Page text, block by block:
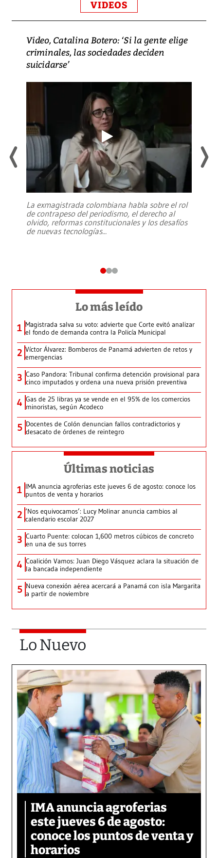
VIDEOS
Video, Catalina Botero: ‘Si la gente elige
criminales, las sociedades deciden
suicidarse’
La exmagistrada colombiana habla sobre el rol
de contrapeso del periodismo, el derecho al
olvido, reformas constitucionales y los desafíos
de nuevas tecnologías...
Lo más leído
1 Magistrada salva su voto: advierte que Corte evitó analizar
el fondo de demanda contra la Policía Municipal
2 Víctor Álvarez: Bomberos de Panamá advierten de retos y
emergencias
3 Caso Pandora: Tribunal confirma detención provisional para
cinco imputados y ordena una nueva prisión preventiva
4 Gas de 25 libras ya se vende en el 95% de los comercios
minoristas, según Acodeco
5 Docentes de Colón denuncian fallos contradictorios y
desacato de órdenes de reintegro
Últimas noticias
1 IMA anuncia agroferias este jueves 6 de agosto: conoce los
puntos de venta y horarios
2 ‘Nos equivocamos’: Lucy Molinar anuncia cambios al
calendario escolar 2027
3 Cuarto Puente: colocan 1,600 metros cúbicos de concreto
en una de sus torres
4 Coalición Vamos: Juan Diego Vásquez aclara la situación de
la bancada independiente
5 Nueva conexión aérea acercará a Panamá con isla Margarita
a partir de noviembre
Lo Nuevo
IMA anuncia agroferias
este jueves 6 de agosto:
conoce los puntos de venta y
horarios